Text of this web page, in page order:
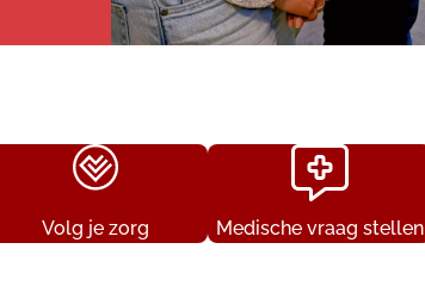
Volg je zorg Medische vraag stellen